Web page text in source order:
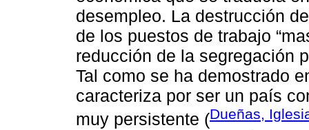
desempleo. La destrucción
de los puestos de trabajo
reducción de la segregación
Tal como se ha demostrado
caracteriza por ser un país
muy persistente (Dueñas,